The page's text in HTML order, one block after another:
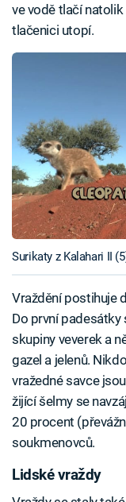
ve vodě tlačí natolik
tlačenici utopí.
Surikaty z Kalahari II
Vraždění postihuje
Do první
skupiny veverek a
gazel a jelenů.
vražedné savce
žijící šelmy se
20 procent
soukmenovců.
Lidské vraždy